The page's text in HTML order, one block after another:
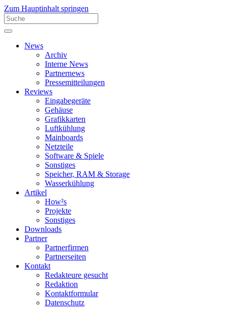
Zum Hauptinhalt springen
News
Archiv
Interne News
Partnernews
Pressemitteilungen
Reviews
Eingabegeräte
Gehäuse
Grafikkarten
Luftkühlung
Mainboards
Netzteile
Software & Spiele
Sonstiges
Speicher, RAM & Storage
Wasserkühlung
Artikel
How²s
Projekte
Sonstiges
Downloads
Partner
Partnerfirmen
Partnerseiten
Kontakt
Redakteure gesucht
Redaktion
Kontaktformular
Datenschutz